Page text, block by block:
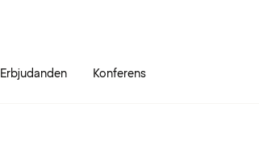
Erbjudanden Konferens